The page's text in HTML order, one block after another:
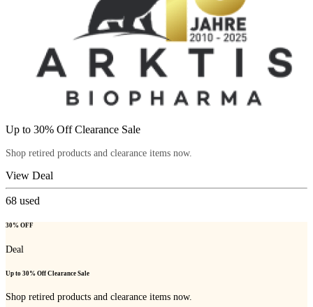
Up to 30% Off Clearance Sale
Shop retired products and clearance items now.
View Deal
68 used
30% OFF
Deal
Up to 30% Off Clearance Sale
Shop retired products and clearance items now.